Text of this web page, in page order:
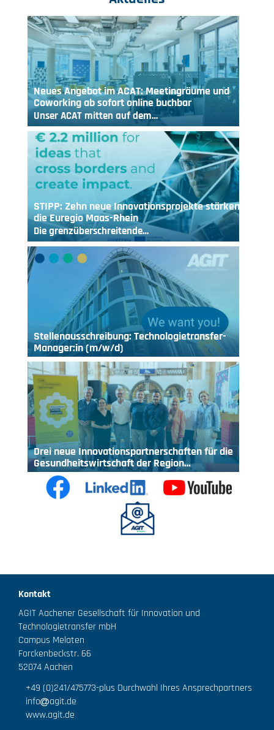
Neues Angebot im ACAT: Meetingräume und
Coworking ab sofort online buchbar
Unser ACAT mitten auf dem…
STIPP: Zehn neue Innovationsprojekte stärken
die Euregio Maas-Rhein
Die grenzüberschreitende…
Stellenausschreibung: Technologietransfer-
Manager:in (m/w/d)
Drei neue Innovationspartnerschaften für die
Gesundheitswirtschaft der Region…
Kontakt
AGIT Aachener Gesellschaft für Innovation und
Technologietransfer mbH
Campus Melaten
Forckenbeckstr. 66
52074 Aachen
+49 (0)241/475773-plus Durchwahl Ihres Ansprechpartners
info
agit.de
www.agit.de